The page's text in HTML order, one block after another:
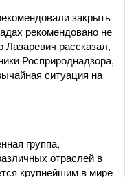
закрыть
рекомендовано не
рассказал,
Росприроднадзора,
ситуация на
группа,
отраслей в
крупнейшим в мире